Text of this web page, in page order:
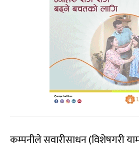
कम्पनीले सवारीसाधन (विशेषगरी